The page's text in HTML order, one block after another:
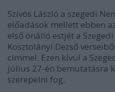
Szívós László a szegedi
előadások mellett ebben
első önálló estjét a
Kosztolányi Dezső
címmel. Ezen kívül a
július 27-én bemutatásra
szerepelni fog.